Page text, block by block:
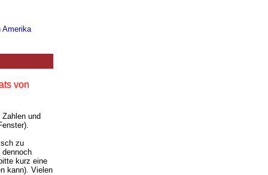
Amerika
von
Zahlen und
zu
kurz eine
kann). Vielen